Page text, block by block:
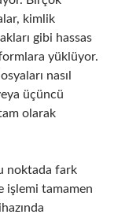
kimlik
gibi hassas
yüklüyor.
nasıl
üçüncü
olarak
noktada fark
işlemi tamamen